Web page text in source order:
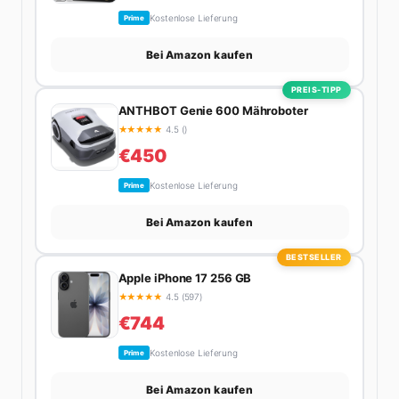
Prime Kostenlose Lieferung
Bei Amazon kaufen
PREIS-TIPP
ANTHBOT Genie 600 Mähroboter
★★★★★ 4.5 ()
€450
Prime Kostenlose Lieferung
Bei Amazon kaufen
BESTSELLER
Apple iPhone 17 256 GB
★★★★★ 4.5 (597)
€744
Prime Kostenlose Lieferung
Bei Amazon kaufen